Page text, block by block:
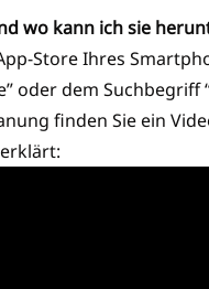
wo kann ich sie
Store Ihres
oder dem Suchbegriff
finden Sie ein